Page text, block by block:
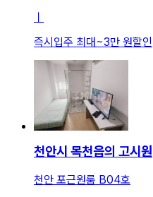
ㅣ
즉시입주 최대~3만 원할인
천안시 목천읍의 고시원
천안 포근원룸 B04호